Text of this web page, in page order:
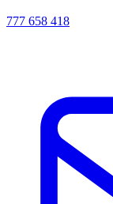
777 658 418